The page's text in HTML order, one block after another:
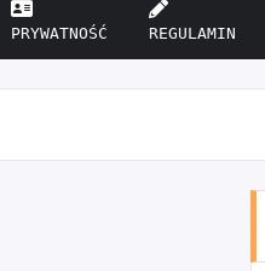
PRYWATNOŚĆ REGULAMIN